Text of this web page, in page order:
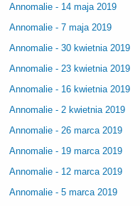
Annomalie - 14 maja 2019
Annomalie - 7 maja 2019
Annomalie - 30 kwietnia 2019
Annomalie - 23 kwietnia 2019
Annomalie - 16 kwietnia 2019
Annomalie - 2 kwietnia 2019
Annomalie - 26 marca 2019
Annomalie - 19 marca 2019
Annomalie - 12 marca 2019
Annomalie - 5 marca 2019